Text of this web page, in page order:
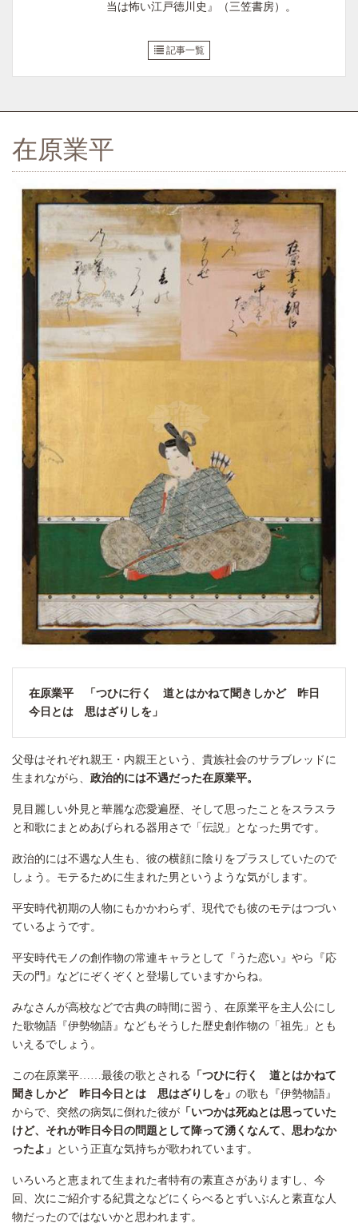
当は怖い江戸徳川史』（三笠書房）。
記事一覧
在原業平
在原業平 「つひに行く 道とはかねて聞きしかど 昨日
今日とは 思はざりしを」
父母はそれぞれ親王・内親王という、貴族社会のサラブレッドに
生まれながら、 政治的には不遇だった在原業平。
見目麗しい外見と華麗な恋愛遍歴、そして思ったことをスラスラ
と和歌にまとめあげられる器用さで「伝説」となった男です。
政治的には不遇な人生も、彼の横顔に陰りをプラスしていたので
しょう。モテるために生まれた男というような気がします。
平安時代初期の人物にもかかわらず、現代でも彼のモテはつづい
ているようです。
平安時代モノの創作物の常連キャラとして『うた恋い』やら『応
天の門』などにぞくぞくと登場していますからね。
みなさんが高校などで古典の時間に習う、在原業平を主人公にし
た歌物語『伊勢物語』などもそうした歴史創作物の「祖先」とも
いえるでしょう。
この在原業平……最後の歌とされる
「つひに行く 道とはかねて
聞きしかど 昨日今日とは 思はざりしを」 の歌も『伊勢物語』
からで、突然の病気に倒れた彼が 「いつかは死ぬとは思っていた
けど、それが昨日今日の問題として降って湧くなんて、思わなか
ったよ」 という正直な気持ちが歌われています。
いろいろと恵まれて生まれた者特有の素直さがありますし、今
回、次にご紹介する紀貫之などにくらべるとずいぶんと素直な人
物だったのではないかと思われます。